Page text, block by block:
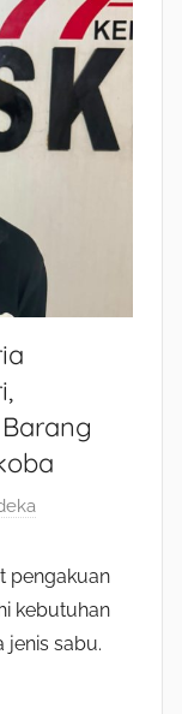
pengakuan
kebutuhan
jenis sabu.